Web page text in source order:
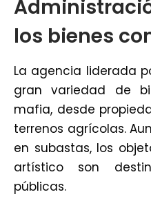
los bienes
La agencia liderada
gran variedad de
mafia, desde
terrenos agrícolas.
en subastas, los
artístico son
públicas.